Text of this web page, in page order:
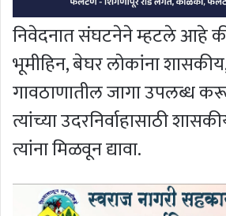
निवेदनात संघटनेने म्हटले आहे
भूमीहिन, बेघर लोकांना
गावठाणातील जागा उपलब्ध
त्यांच्या उदरनिर्वाहासाठी
त्यांना मिळवून द्यावा.